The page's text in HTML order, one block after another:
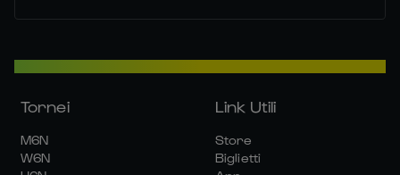
Tornei
M6N
W6N
Link Utili
Store
Biglietti